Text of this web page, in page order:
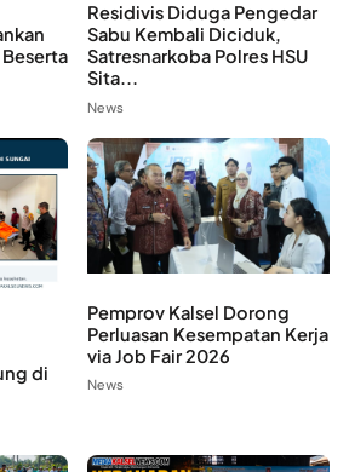
Residivis Diduga Pengedar
Sabu Kembali Diciduk,
Satresnarkoba Polres HSU
Sita...
News
di
Pemprov Kalsel Dorong
Perluasan Kesempatan Kerja
via Job Fair 2026
News